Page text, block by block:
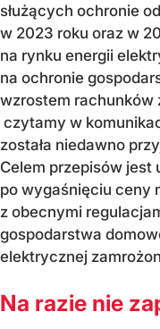
służących ochronie
w 2023 roku oraz w
na rynku energii
na ochronie
wzrostem rachunków
czytamy w
została niedawno
Celem przepisów jest
po wygaśnięciu ceny
z obecnymi
gospodarstwa
elektrycznej
Na razie nie